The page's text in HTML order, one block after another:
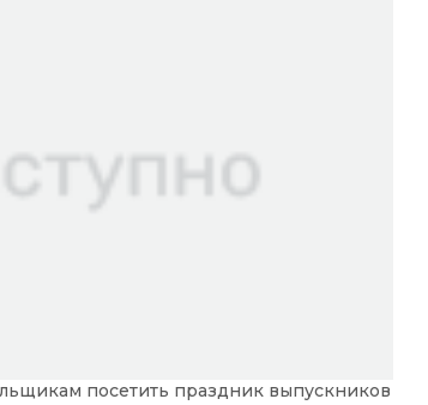
посетить праздник выпускников